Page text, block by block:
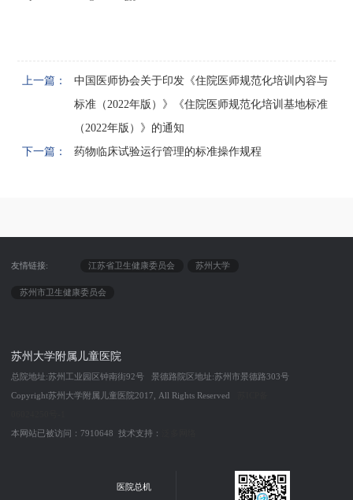
上一篇：
中国医师协会关于印发《住院医师规范化培训内容与
标准（2022年版）》《住院医师规范化培训基地标准
（2022年版）》的通知
下一篇：
药物临床试验运行管理的标准操作规程
友情链接: 江苏省卫生健康委员会 苏州大学
苏州市卫生健康委员会
苏州大学附属儿童医院
总院地址:苏州工业园区钟南街92号 景德路院区地址:苏州市景德路303号
Copyright苏州大学附属儿童医院2017, All Rights Reserved
本网站已被访问：7910648 技术支持：
医院总机